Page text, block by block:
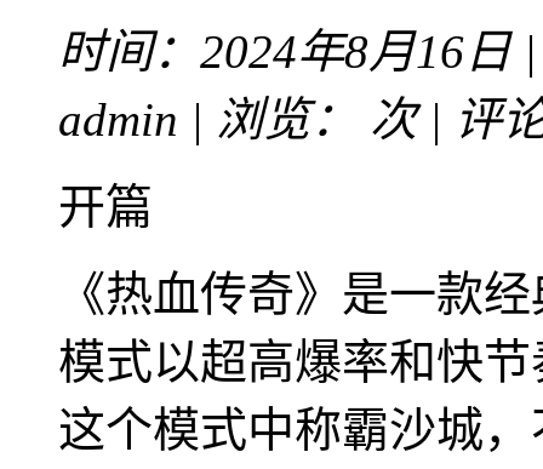
时间：2024年8月16日
admin | 浏览：
次 | 评
开篇
《热血传奇》是一款
模式以超高爆率和快
这个模式中称霸沙城